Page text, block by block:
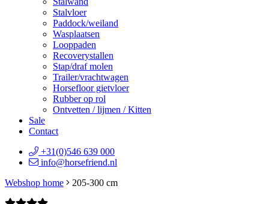
Stalvloer
Paddock/weiland
Wasplaatsen
Looppaden
Recoverystallen
Stap/draf molen
Trailer/vrachtwagen
Horsefloor gietvloer
Rubber op rol
Ontvetten / lijmen / Kitten
Sale
Contact
+31(0)546 639 000
info@horsefriend.nl
Webshop home
205-300 cm